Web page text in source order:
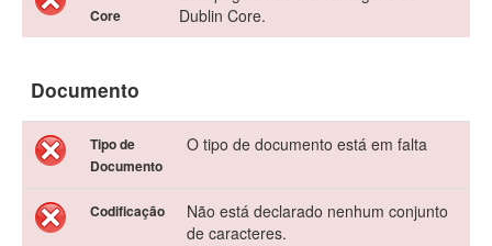
Core
Dublin Core.
Documento
Tipo de
Documento
O tipo de documento está em falta
Codificação
Não está declarado nenhum conjunto
de caracteres.